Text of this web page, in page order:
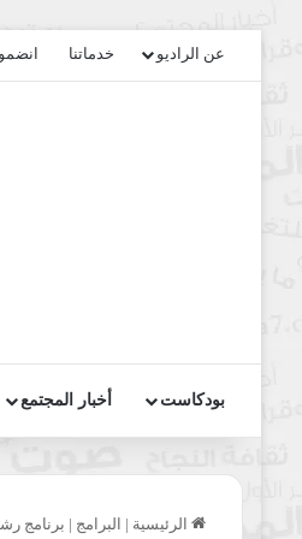
عن الراديو خدماتنا
بودكاست أخبار المجتمع
الرئيسية | البرامج | برنامج